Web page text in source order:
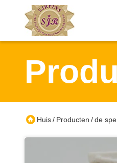
Huis/ Producten /de